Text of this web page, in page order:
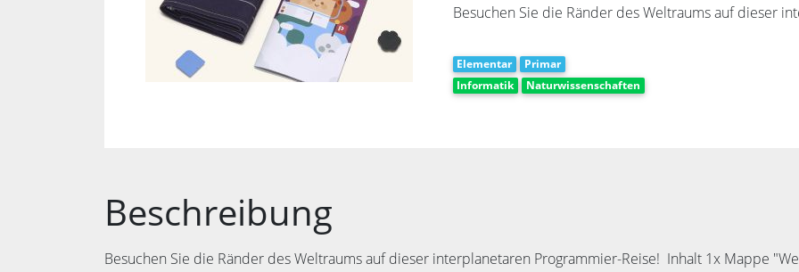
Besuchen Sie die Ränder des Weltraums auf dieser
Elementar
Primar
Informatik
Naturwissenschaften
Beschreibung
Besuchen Sie die Ränder des Weltraums auf dieser interplanetaren Programmier-Reise! Inhalt 1x Mappe